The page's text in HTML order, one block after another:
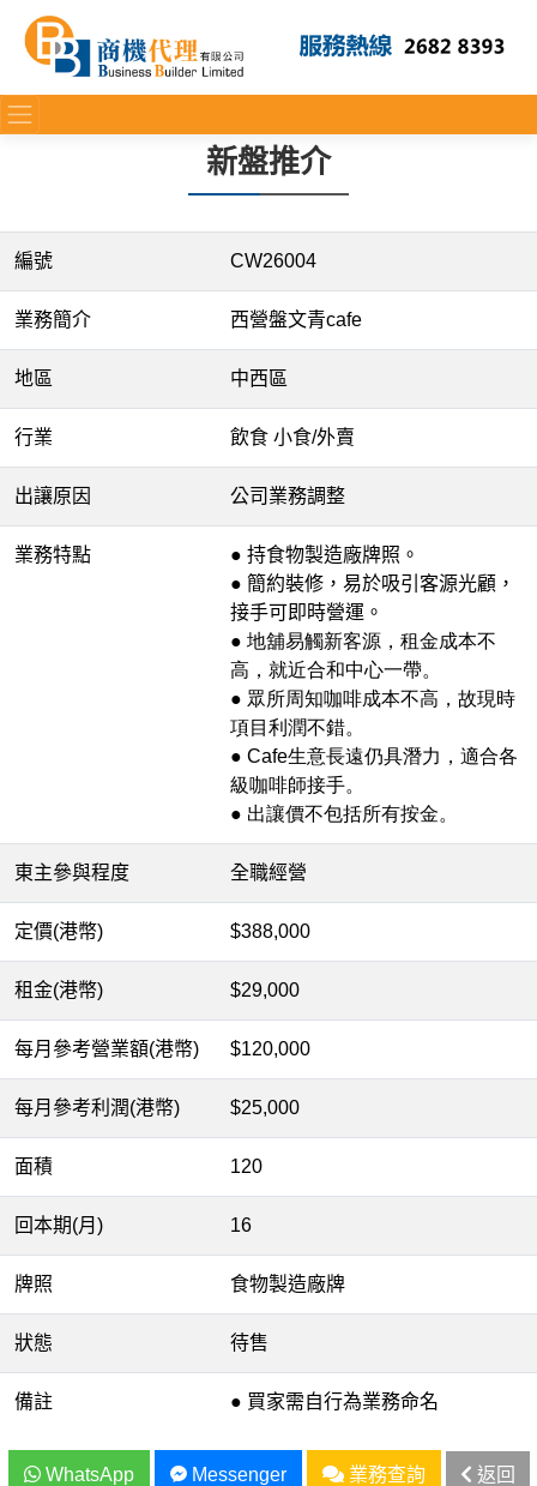
新盤推介
編號 CW26004
業務簡介 西營盤文青cafe
地區 中西區
行業 飲食 小食/外賣
出讓原因 公司業務調整
業務特點
● 持食物製造廠牌照。
● 簡約裝修，易於吸引客源光顧，
接手可即時營運。
● 地舖易觸新客源，租金成本不
高，就近合和中心一帶。
● 眾所周知咖啡成本不高，故現時
項目利潤不錯。
● Cafe生意長遠仍具潛力，適合各
級咖啡師接手。
● 出讓價不包括所有按金。
東主參與程度 全職經營
定價(港幣) $388,000
租金(港幣) $29,000
每月參考營業額(港幣) $120,000
每月參考利潤(港幣) $25,000
面積 120
回本期(月) 16
牌照 食物製造廠牌
狀態 待售
備註 ● 買家需自行為業務命名
WhatsApp Messenger 業務查詢 返回